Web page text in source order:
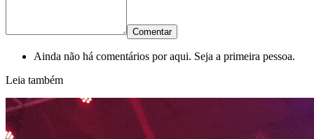
Comentar
Ainda não há comentários por aqui. Seja a primeira pessoa.
Leia também